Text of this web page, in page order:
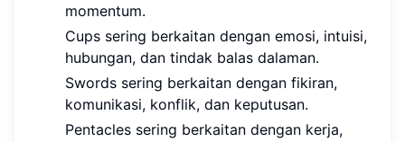
momentum.
Cups sering berkaitan dengan emosi, intuisi,
hubungan, dan tindak balas dalaman.
Swords sering berkaitan dengan fikiran,
komunikasi, konflik, dan keputusan.
Pentacles sering berkaitan dengan kerja,